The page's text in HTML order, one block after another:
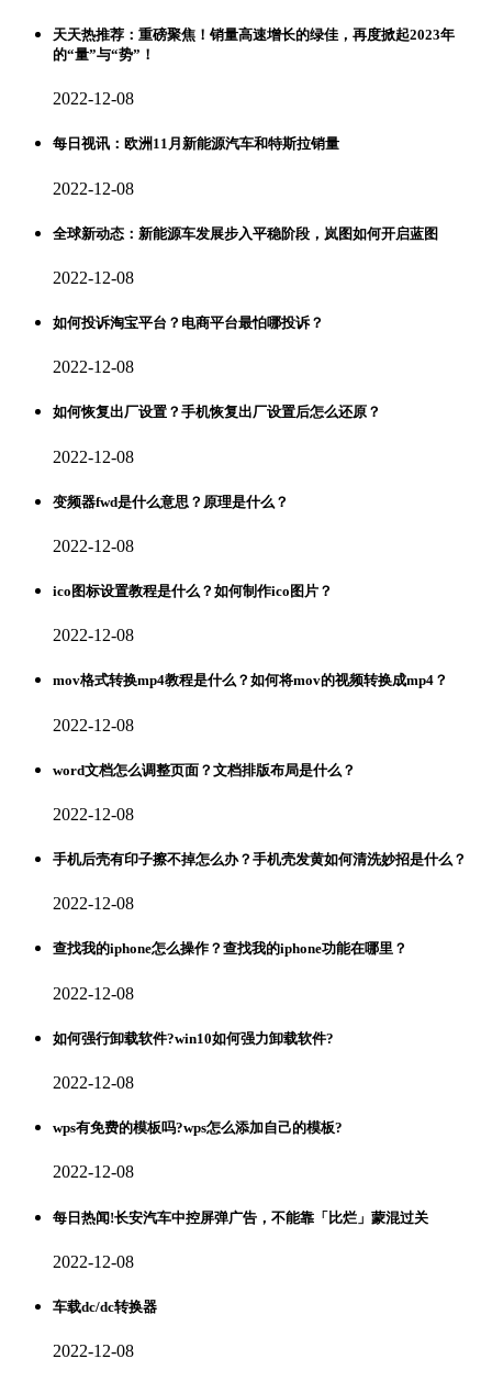
天天热推荐：重磅聚焦！销量高速增长的绿佳，再度掀起2023年
的“量”与“势”！
2022-12-08
每日视讯：欧洲11月新能源汽车和特斯拉销量
2022-12-08
全球新动态：新能源车发展步入平稳阶段，岚图如何开启蓝图
2022-12-08
如何投诉淘宝平台？电商平台最怕哪投诉？
2022-12-08
如何恢复出厂设置？手机恢复出厂设置后怎么还原？
2022-12-08
变频器fwd是什么意思？原理是什么？
2022-12-08
ico图标设置教程是什么？如何制作ico图片？
2022-12-08
mov格式转换mp4教程是什么？如何将mov的视频转换成mp4？
2022-12-08
word文档怎么调整页面？文档排版布局是什么？
2022-12-08
手机后壳有印子擦不掉怎么办？手机壳发黄如何清洗妙招是什么？
2022-12-08
查找我的iphone怎么操作？查找我的iphone功能在哪里？
2022-12-08
如何强行卸载软件?win10如何强力卸载软件?
2022-12-08
wps有免费的模板吗?wps怎么添加自己的模板?
2022-12-08
每日热闻!长安汽车中控屏弹广告，不能靠「比烂」蒙混过关
2022-12-08
车载dc/dc转换器
2022-12-08